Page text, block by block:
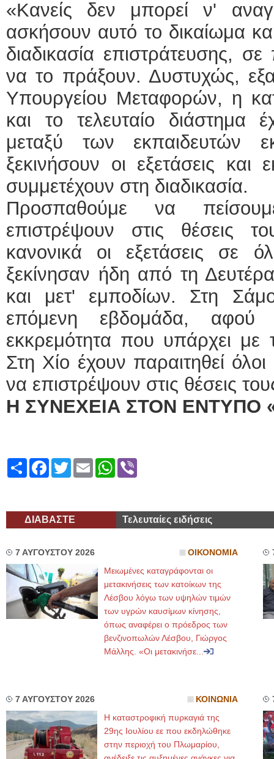
«Κανείς δεν μπορεί ν'
ασκήσουν αυτό το δικαίωμα
διαδικασία επιστράτευσης,
να το πράξουν. Δυστυχώς,
Υπουργείου Μεταφορών, η
και το τελευταίο διάστημα
μεταξύ των εκπαιδευτών
ξεκινήσουν οι εξετάσεις
συμμετέχουν στη διαδικασία.
Προσπαθούμε να
επιστρέψουν στις θέσεις
κανονικά οι εξετάσεις σε
ξεκίνησαν ήδη από τη
και μετ' εμποδίων. Στη
επόμενη εβδομάδα, αφού
εκκρεμότητα που υπάρχει
Στη Χίο έχουν παραιτηθεί όλοι
να επιστρέψουν
Η ΣΥΝΕΧΕΙΑ ΣΤΟΝ ΕΝΤΥΠΟ
ShareFacebook
TwitterEmailWhatsApp
ΔΙΑΒΑΣΤΕ Τελευταίες ειδήσεις
7 ΑΥΓΟΥΣΤΟΥ 2026 ΟΙΚΟΝΟΜΙΑ
Μειωμένες καταγράφονται οι
μετακινήσεις των κατοίκων της
Λέσβου λόγω των υψηλών τιμών
των υγρών καυσίμων κίνησης,
όπως αναφέρει ο πρόεδρος των
βενζινοπωλών Λέσβου, Γιώργος
Μάλλης. «Οι μετακινήσε...
7 ΑΥΓΟΥΣΤΟΥ 2026 ΚΟΙΝΩΝΙΑ
Η καταστροφική πυρκαγιά της
29ης Ιουλίου εε που εκδηλώθηκε
στην περιοχή του Πλωμαρίου,